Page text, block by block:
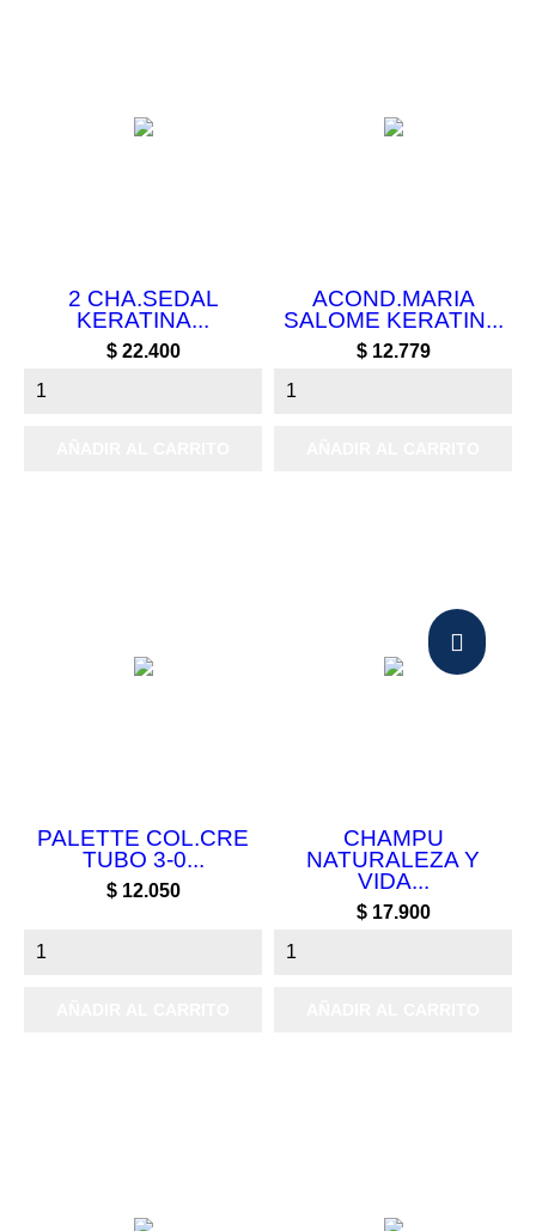
2 CHA.SEDAL
KERATINA...
Precio
$ 22.400
ACOND.MARIA
SALOME KERATIN...
Precio
$ 12.779
PALETTE COL.CRE
TUBO 3-0...
Precio
$ 12.050
CHAMPU
NATURALEZA Y
VIDA...
Precio
$ 17.900